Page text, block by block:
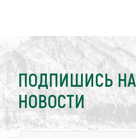
ПОДПИШИСЬ
НОВОСТИ